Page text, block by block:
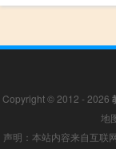
Copyright © 2012 - 2026
地
声明：本站内容来自互联